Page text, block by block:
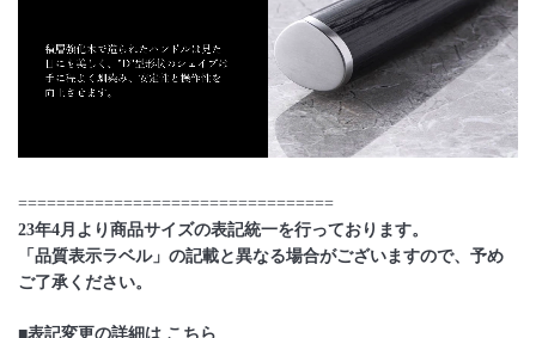
=================================
23年4月より商品サイズの表記統一を行っております。
「品質表示ラベル」の記載と異なる場合がございますので、予め
ご了承ください。
■表記変更の詳細は こちら